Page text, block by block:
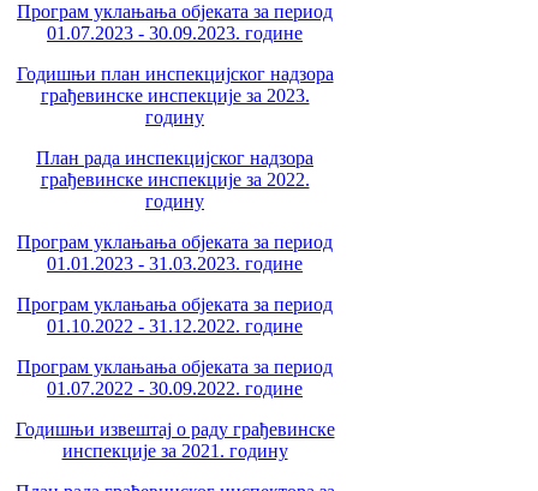
Програм уклањања објеката за период
01.07.2023 - 30.09.2023. године
Годишњи план инспекцијског надзора
грађевинске инспекције за 2023.
годину
План рада инспекцијског надзора
грађевинске инспекције за 2022.
годину
Програм уклањања објеката за период
01.01.2023 - 31.03.2023. године
Програм уклањања објеката за период
01.10.2022 - 31.12.2022. године
Програм уклањања објеката за период
01.07.2022 - 30.09.2022. године
Годишњи извештај о раду грађевинске
инспекције за 2021. годину